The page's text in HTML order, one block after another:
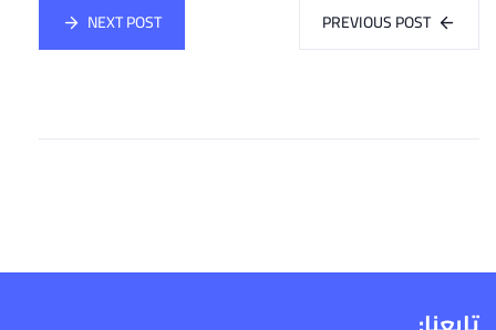
PREVIOUS POST
NEXT POST